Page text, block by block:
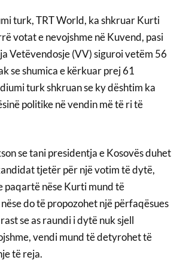
turk, TRT World, ka shkruar Kurti
votat e nevojshme në Kuvend, pasi
Vetëvendosje (VV) siguroi vetëm 56
se shumica e kërkuar prej 61
turk shkruan se ky dështim ka
politike në vendin më të ri të
se tani presidentja e Kosovës duhet
tjetër për një votim të dytë,
paqartë nëse Kurti mund të
do të propozohet një përfaqësues
se as raundi i dytë nuk sjell
vendi mund të detyrohet të
të reja.